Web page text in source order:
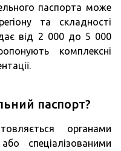
паспорта може
та складності
від 2 000 до 5 000
комплексні
паспорт?
органами
спеціалізованими